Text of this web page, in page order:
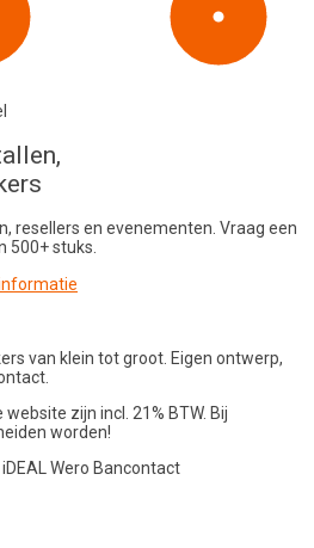
,
resellers en evenementen. Vraag een
500+ stuks.
van klein tot groot. Eigen ontwerp,
zijn incl. 21% BTW. Bij
worden!
iDEALWero Bancontact